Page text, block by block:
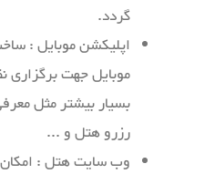
گردد.
اپلیکشن موبایل :
موبایل جهت برگزاری
بسیار بیشتر مثل
رزرو هتل و ...
وب سایت هتل :